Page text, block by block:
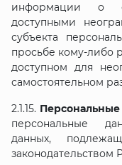
информации о
доступными
субъекта
просьбе кому-либо
доступном для
самостоятельном
2.1.15.
персональные
данных,